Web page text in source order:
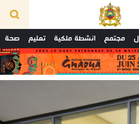
مجتمع انشطة ملكية تعليم صحة